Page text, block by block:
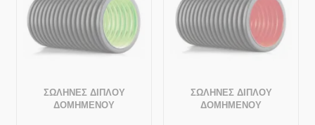
ΣΩΛΗΝΕΣ ΔΙΠΛΟΥ
ΔΟΜΗΜΕΝΟΥ
ΣΩΛΗΝΕΣ ΔΙΠΛΟΥ
ΔΟΜΗΜΕΝΟΥ